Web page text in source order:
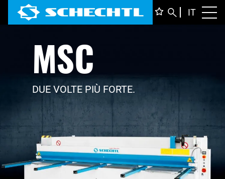
IT
MSC
DUE VOLTE PIÙ FORTE.